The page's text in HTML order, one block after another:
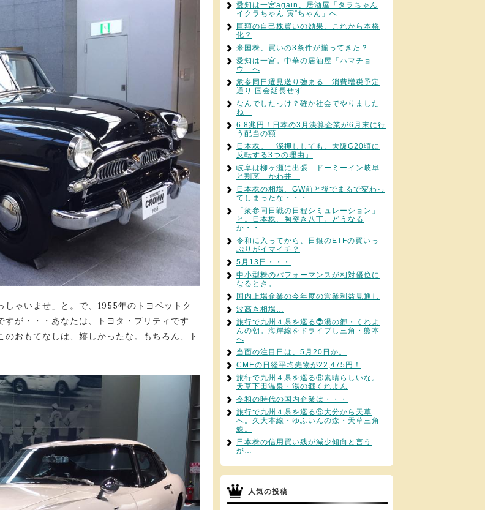
ゃいませ」と。で、1955年のトヨペットク
が・・・あなたは、トヨタ・プリティです
おもてなしは、嬉しかったな。もちろん、ト
愛知は一宮again、居酒屋「タラちゃん
イクラちゃん 寅”ちゃん」へ
巨額の自己株買いの効果、これから本格
化？
米国株、買いの3条件が揃ってきた？
愛知は一宮。中華の居酒屋「ハマチョ
ウ」へ
衆参同日選見送り強まる 消費増税予定
通り 国会延長せず
なんでしたっけ？確か社会でやりました
ね…
6.8兆円！日本の3月決算企業が6月末に行
う配当の額
日本株。「深押ししても、大阪G20頃に
反転する3つの理由」
岐阜は柳ヶ瀬に出張…ドーミーイン岐阜
と割烹「かわ井」
日本株の相場、GW前と後でまるで変わっ
てしまったな・・・
「衆参同日戦の日程シミュレーション」
と。日本株、胸突き八丁。どうなる
か・・
令和に入ってから、日銀のETFの買いっ
ぷりがイマイチ？
5月13日・・・
中小型株のパフォーマンスが相対優位に
なるとき。
国内上場企業の今年度の営業利益見通し
波高き相場…
旅行で九州４県を巡る⓻湯の郷・くれよ
んの朝。海岸線をドライブし三角・熊本
へ
当面の注目日は、5月20日か。
CMEの日経平均先物が22,475円！
旅行で九州４県を巡る⑥素晴らしいな。
天草下田温泉・湯の郷くれよん
令和の時代の国内企業は・・・
旅行で九州４県を巡る⑤大分から天草
へ。久大本線・ゆふいんの森・天草三角
線。
日本株の信用買い残が減少傾向と言う
が…
人気の投稿